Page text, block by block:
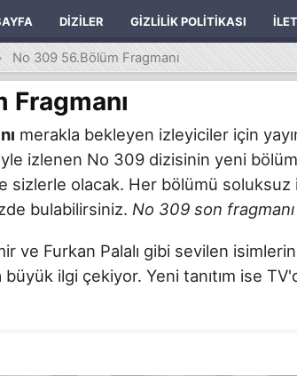
DIZILER GIZLILIK POLITIKASI
No 309 56.Bölüm Fragmanı
merakla bekleyen izleyiciler için
izlenen No 309 dizisinin yeni
sizlerle olacak. Her bölümü
bulabilirsiniz. No 309 son fragmanı
ve Furkan Palalı gibi sevilen
ilgi çekiyor. Yeni tanıtım ise